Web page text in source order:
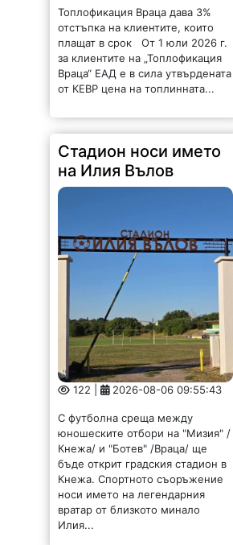
Топлофикация Враца дава 3%
отстъпка на клиентите, които
плащат в срок От 1 юли 2026 г.
за клиентите на „Топлофикация
Враца“ ЕАД е в сила утвърдената
от КЕВР цена на топлинната...
Стадион носи името
на Илия Вълов
122 | 2026-08-06 09:55:43
С футболна среща между
юношеските отбори на "Мизия" /
Кнежа/ и "Ботев" /Враца/ ще
бъде открит градския стадион в
Кнежа. Спортното съоръжение
носи името на легендарния
вратар от близкото минало
Илия...